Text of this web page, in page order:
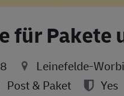
für Pakete
Leinefelde-
Post & Paket Yes